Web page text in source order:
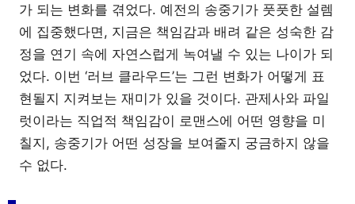
가 되는 변화를 겪었다. 예전의 송중기가 풋풋한 설렘
에 집중했다면, 지금은 책임감과 배려 같은 성숙한 감
정을 연기 속에 자연스럽게 녹여낼 수 있는 나이가 되
었다. 이번 ‘러브 클라우드’는 그런 변화가 어떻게 표
현될지 지켜보는 재미가 있을 것이다. 관제사와 파일
럿이라는 직업적 책임감이 로맨스에 어떤 영향을 미
칠지, 송중기가 어떤 성장을 보여줄지 궁금하지 않을
수 없다.